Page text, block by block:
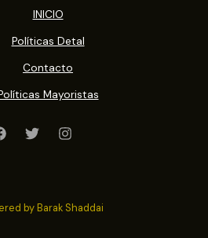
INICIO
Políticas Detal
Contacto
Mayoristas
by Barak Shaddai